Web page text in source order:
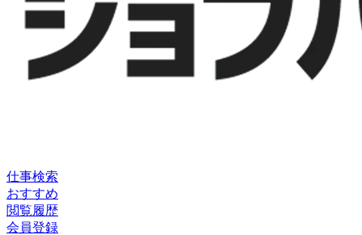
仕事検索
おすすめ
閲覧履歴
会員登録